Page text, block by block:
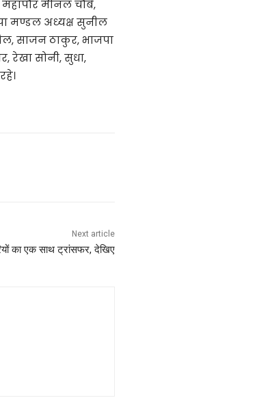
मीनल चौबे,
मण्डल अध्यक्ष सुनील
साजन ठाकुर, भाजपा
रेखा सोनी, सुधा,
Next article
का एक साथ ट्रांसफर, देखिए